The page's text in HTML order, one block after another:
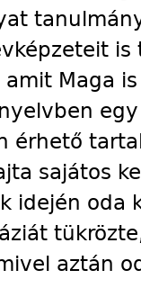
amit Maga
érhető
sajátos
idején oda
aztán